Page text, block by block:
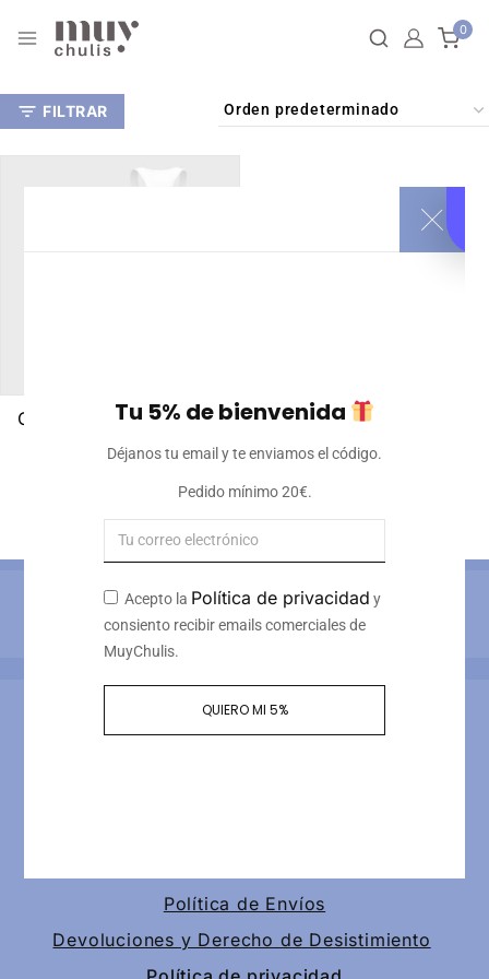
0
FILTRAR
Camiseta deportiva de
tirantes de hombre
personalizable.
Iva incluido
Métodos de pago
Información de contacto
Política de Envíos
Devoluciones y Derecho de Desistimiento
Tu 5% de bienvenida
Déjanos tu email y te enviamos el código.
Pedido mínimo 20€.
Acepto la Política de privacidad y
consiento recibir emails comerciales de
MuyChulis.
QUIERO MI 5%